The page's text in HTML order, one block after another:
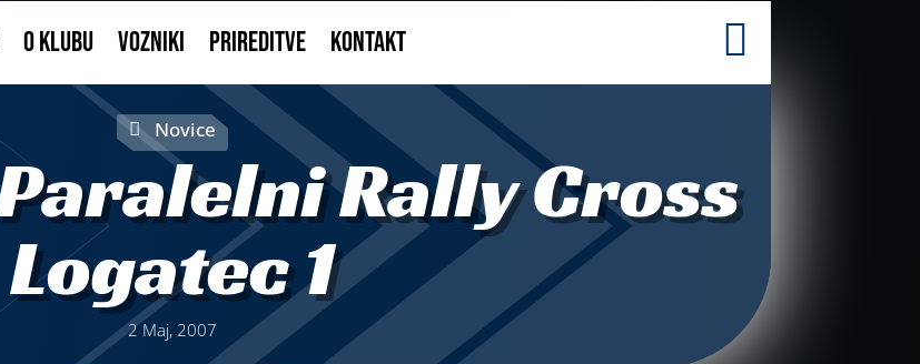
O KLUBU VOZNIKI PRIREDITVE KONTAKT 
Novice
Rally Cross
Logatec 1
2 Maj, 2007